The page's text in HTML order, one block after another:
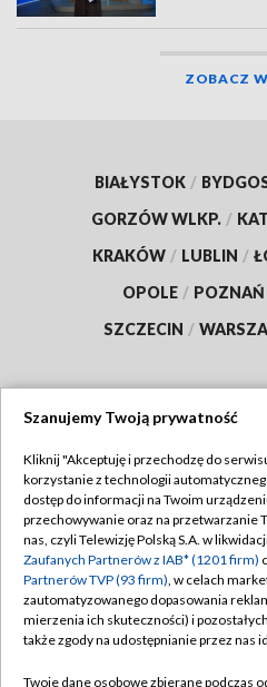
ZOBACZ
BIAŁYSTOK /
GORZÓW WLKP. /
KRAKÓW / LUBLIN /
OPOLE / POZNAŃ
SZCZECIN /
Abonament TVP
Emisja w TVP
Centrum informacji TVP
Naziemna Telewizja Cyfrowa
Polityka
Moje
Szanujemy Twoją prywatność
Kliknij "Akceptuję i przechodzę do
korzystanie z technologii
dostęp do informacji na Twoim
przechowywanie oraz na przetwarzanie
nas, czyli Telewizję Polską S.A. w
Zaufanych Partnerów z IAB* (1201 firm)
Partnerów TVP (93 firm), w celach
zautomatyzowanego dopasowania
mierzenia ich skuteczności) i
także zgody na udostępnianie przez nas
Twoje dane osobowe zbierane podczas